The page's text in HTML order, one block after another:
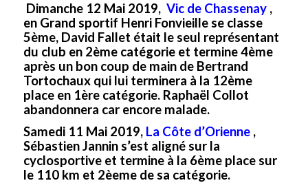
Dimanche 12 Mai 2019, Vic de Chassenay ,
en Grand sportif Henri Fonvieille se classe
5ème, David Fallet était le seul représentant
du club en 2ème catégorie et termine 4ème
après un bon coup de main de Bertrand
Tortochaux qui lui terminera à la 12ème
place en 1ère catégorie. Raphaël Collot
abandonnera car encore malade.
Samedi 11 Mai 2019, La Côte d’Orienne ,
Sébastien Jannin s’est aligné sur la
cyclosportive et termine à la 6ème place sur
le 110 km et 2èeme de sa catégorie.